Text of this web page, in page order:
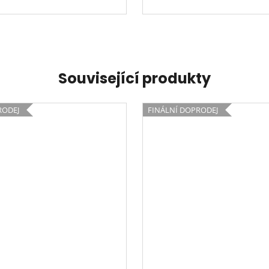
Související produkty
FINÁLNÍ DOPRODEJ